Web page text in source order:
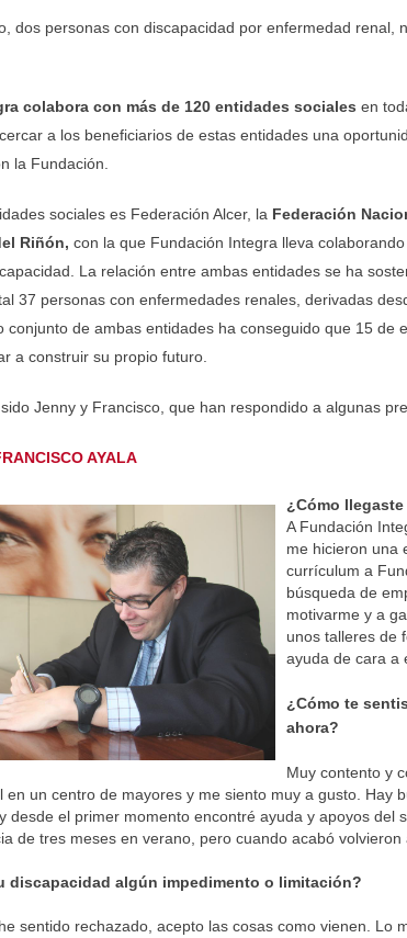
dos personas con discapacidad por enfermedad renal,
colabora con más de 120 entidades sociales en
a los beneficiarios de estas entidades una
la Fundación.
sociales es Federación Alcer, la Federación
Riñón, con la que Fundación Integra lleva
La relación entre ambas entidades se ha
37 personas con enfermedades renales, derivadas
conjunto de ambas entidades ha conseguido que 15 de
a construir su propio futuro.
Jenny y Francisco, que han respondido a algunas
AYALA
¿Cómo
A Fundación
me hicieron una
currículum a
búsqueda de
motivarme y a
unos talleres de
ayuda de cara a
¿Cómo te
ahora?
Muy contento y
en un centro de mayores y me siento muy a gusto. Hay
desde el primer momento encontré ayuda y apoyos del
de tres meses en verano, pero cuando acabó
discapacidad algún impedimento o limitación?
sentido rechazado, acepto las cosas como vienen. Lo